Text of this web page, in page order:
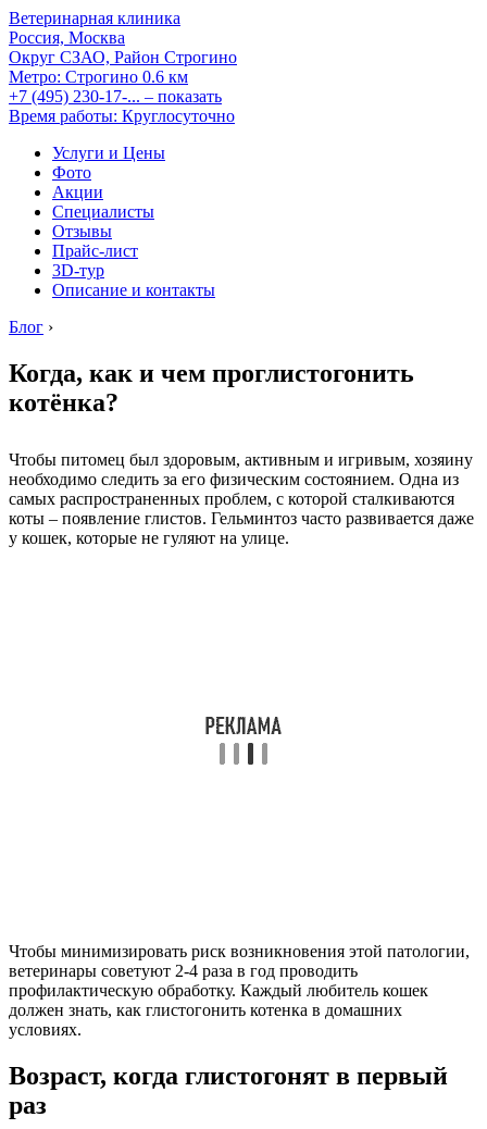
Ветеринарная клиника
Россия, Москва
Округ СЗАО, Район Строгино
Метро: Строгино 0.6 км
+7 (495) 230-17-... – показать
Время работы: Круглосуточно
Услуги и Цены
Фото
Акции
Специалисты
Отзывы
Прайс-лист
3D-тур
Описание и контакты
Блог ›
Когда, как и чем проглистогонить
котёнка?
Чтобы питомец был здоровым, активным и игривым, хозяину
необходимо следить за его физическим состоянием. Одна из
самых распространенных проблем, с которой сталкиваются
коты – появление глистов. Гельминтоз часто развивается даже
у кошек, которые не гуляют на улице.
Чтобы минимизировать риск возникновения этой патологии,
ветеринары советуют 2-4 раза в год проводить
профилактическую обработку. Каждый любитель кошек
должен знать, как глистогонить котенка в домашних
условиях.
Возраст, когда глистогонят в первый
раз